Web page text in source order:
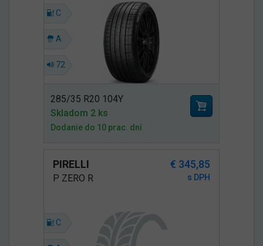
C
A
72
285/35 R20 104Y
Skladom 2 ks
Dodanie do 10 prac. dní
PIRELLI € 345,85
P ZERO R s DPH
C